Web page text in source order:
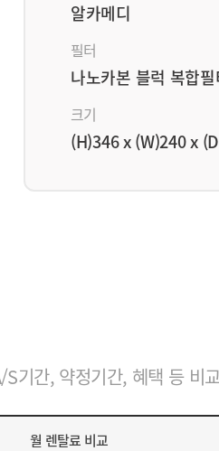
알카메디
필터
나노카본 블럭 복합필
크기
(H)346 x (W)240 x
기간, 약정기간, 혜택 등 비
월 렌탈료 비교